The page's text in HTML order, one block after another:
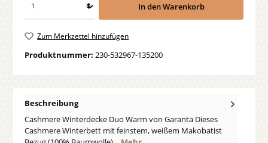
In den Warenkorb
Zum Merkzettel hinzufügen
Produktnummer: 230-532967-135200
Beschreibung
Cashmere Winterdecke Duo Warm von Garanta Dieses
Cashmere Winterbett mit feinstem, weißem Makobatist